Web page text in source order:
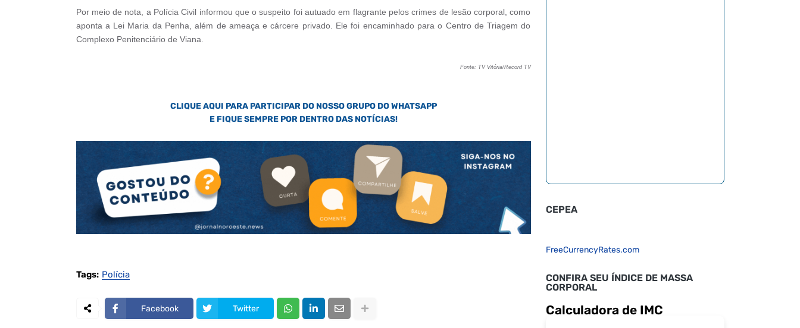
Por meio de nota, a Polícia Civil informou que o suspeito foi autuado em flagrante pelos crimes de lesão corporal, como
aponta a Lei Maria da Penha, além de ameaça e cárcere privado. Ele foi encaminhado para o Centro de Triagem do
Complexo Penitenciário de Viana.
Fonte: TV Vitória/Record TV
CLIQUE AQUI PARA PARTICIPAR DO NOSSO GRUPO DO WHATSAPP
E FIQUE SEMPRE POR DENTRO DAS NOTÍCIAS!
Tags: Polícia
Facebook Twitter
CEPEA
FreeCurrencyRates.com
CONFIRA SEU ÍNDICE DE MASSA
CORPORAL
Calculadora de IMC